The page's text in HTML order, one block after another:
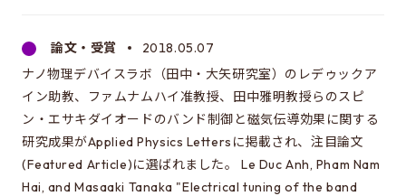
論文・受賞
2018.05.07
ナノ物理デバイスラボ（田中・大矢研究室）のレデゥックア
イン助教、ファムナムハイ准教授、田中雅明教授らのスピ
ン・エサキダイオードのバンド制御と磁気伝導効果に関する
研究成果がApplied Physics Lettersに掲載され、注目論文
(Featured Article)に選ばれました。 Le Duc Anh, Pham Nam
Hai, and Masaaki Tanaka "Electrical tuning of the band